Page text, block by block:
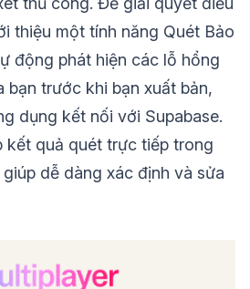
thiệu một tính năng Quét Bảo
động phát hiện các lỗ hổng
bạn trước khi bạn xuất bản,
dụng kết nối với Supabase.
kết quả quét trực tiếp trong
dễ dàng xác định và sửa